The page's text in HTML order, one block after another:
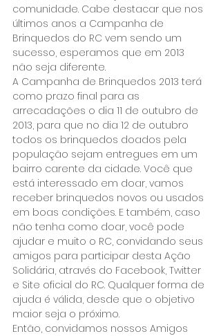
comunidade. Cabe destacar que nos
últimos anos a Campanha de
Brinquedos do RC vem sendo um
sucesso, esperamos que em 2013
não seja diferente.
A Campanha de Brinquedos 2013 terá
como prazo final para as
arrecadações o dia 11 de outubro de
2013, para que no dia 12 de outubro
todos os brinquedos doados pela
população sejam entregues em um
bairro carente da cidade. Você que
está interessado em doar, vamos
receber brinquedos novos ou usados
em boas condições. E também, caso
não tenha como doar, você pode
ajudar e muito o RC, convidando seus
amigos para participar desta Ação
Solidária, através do Facebook, Twitter
e Site oficial do RC. Qualquer forma de
ajuda é válida, desde que o objetivo
maior seja o próximo.
Então, convidamos nossos Amigos